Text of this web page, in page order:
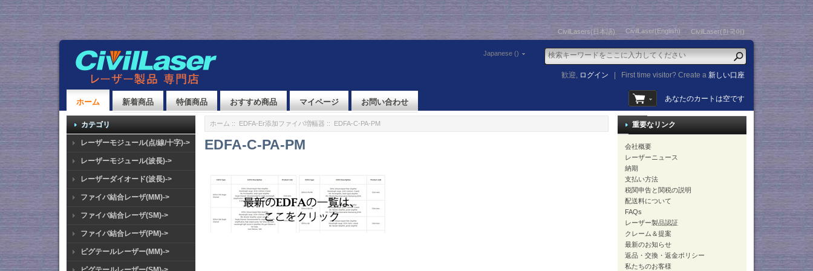
CivilLasers(日本語) CivilLaser(English) CivilLaser(한국어)
Japanese ()
歓迎, ログイン First time visitor? Create a新しい口座
ホーム 新着商品 特価商品 おすすめ商品 マイページ お問い合わせ あなたのカートは空です
カテゴリ
レーザーモジュール(点/線/十字)->
レーザーモジュール(波長)->
レーザーダイオード(波長)->
ファイバ結合レーザ(MM)->
ファイバ結合レーザ(SM)->
ファイバ結合レーザ(PM)->
ピグテールレーザー(MM)->
ホーム :: EDFA-Er添加ファイバ増幅器 :: EDFA-C-PA-PM
EDFA-C-PA-PM
重要なリンク
会社概要
レーザーニュース
納期
支払い方法
税関申告と関税の説明
配送料について
FAQs
レーザー製品認証
クレーム＆提案
最新のお知らせ
返品・交換・返金ポリシー
私たちのお客様